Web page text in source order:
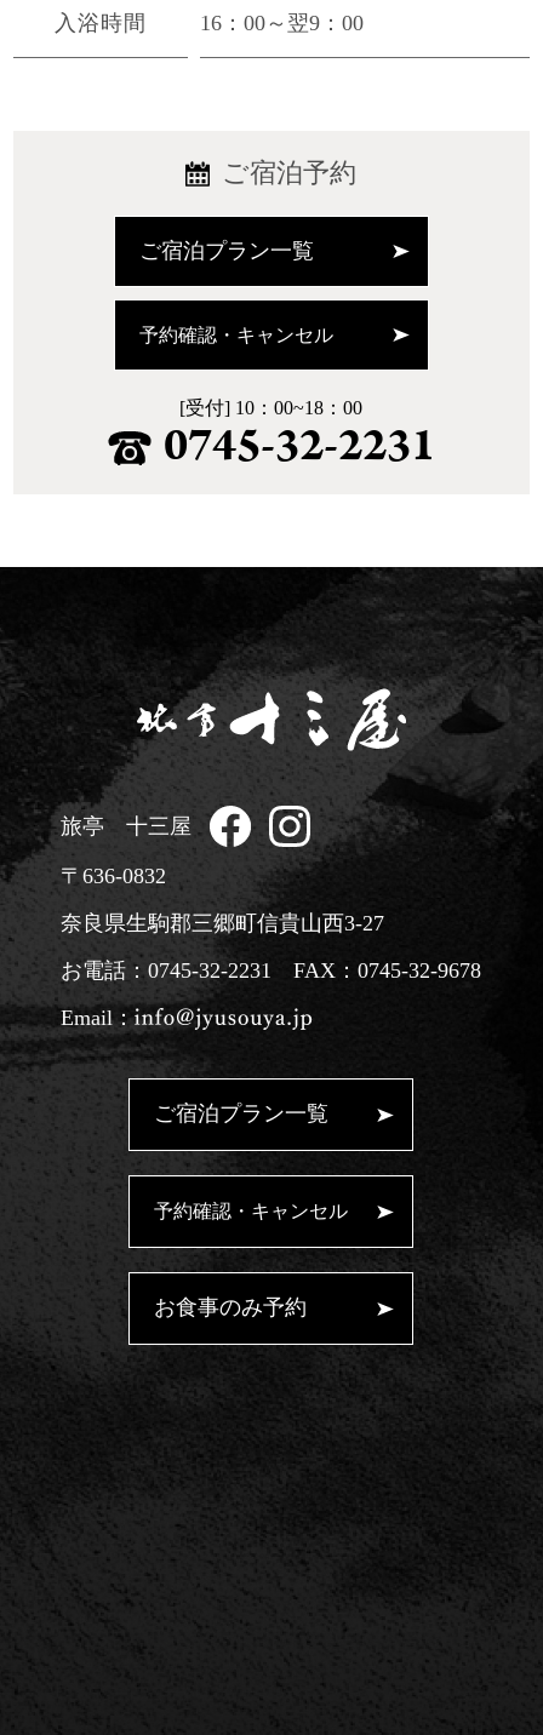
入浴時間 16：00～翌9：00
ご宿泊予約
ご宿泊プラン一覧
予約確認・キャンセル
[受付] 10：00~18：00
0745-32-2231
旅亭 十三屋
〒636-0832
奈良県生駒郡三郷町信貴山西3-27
お電話：0745-32-2231
FAX：0745-32-9678
Email：
ご宿泊プラン一覧
予約確認・キャンセル
お食事のみ予約